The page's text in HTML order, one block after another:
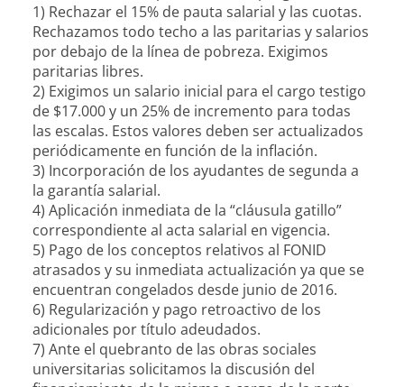
1) Rechazar el 15% de pauta salarial y las cuotas.
Rechazamos todo techo a las paritarias y salarios
por debajo de la línea de pobreza. Exigimos
paritarias libres.
2) Exigimos un salario inicial para el cargo testigo
de $17.000 y un 25% de incremento para todas
las escalas. Estos valores deben ser actualizados
periódicamente en función de la inflación.
3) Incorporación de los ayudantes de segunda a
la garantía salarial.
4) Aplicación inmediata de la “cláusula gatillo”
correspondiente al acta salarial en vigencia.
5) Pago de los conceptos relativos al FONID
atrasados y su inmediata actualización ya que se
encuentran congelados desde junio de 2016.
6) Regularización y pago retroactivo de los
adicionales por título adeudados.
7) Ante el quebranto de las obras sociales
universitarias solicitamos la discusión del